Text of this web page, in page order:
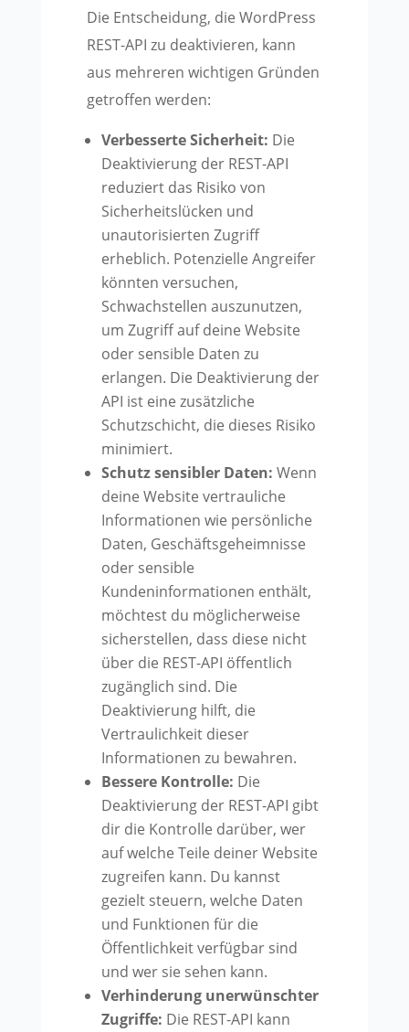
Die Entscheidung, die WordPress
REST-API zu deaktivieren, kann
aus mehreren wichtigen Gründen
getroffen werden:
Verbesserte Sicherheit: Die
Deaktivierung der REST-API
reduziert das Risiko von
Sicherheitslücken und
unautorisierten Zugriff
erheblich. Potenzielle Angreifer
könnten versuchen,
Schwachstellen auszunutzen,
um Zugriff auf deine Website
oder sensible Daten zu
erlangen. Die Deaktivierung der
API ist eine zusätzliche
Schutzschicht, die dieses Risiko
minimiert.
Schutz sensibler Daten: Wenn
deine Website vertrauliche
Informationen wie persönliche
Daten, Geschäftsgeheimnisse
oder sensible
Kundeninformationen enthält,
möchtest du möglicherweise
sicherstellen, dass diese nicht
über die REST-API öffentlich
zugänglich sind. Die
Deaktivierung hilft, die
Vertraulichkeit dieser
Informationen zu bewahren.
Bessere Kontrolle: Die
Deaktivierung der REST-API gibt
dir die Kontrolle darüber, wer
auf welche Teile deiner Website
zugreifen kann. Du kannst
gezielt steuern, welche Daten
und Funktionen für die
Öffentlichkeit verfügbar sind
und wer sie sehen kann.
Verhinderung unerwünschter
Zugriffe: Die REST-API kann